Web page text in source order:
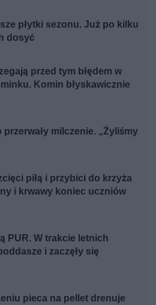
płytki sezonu. Już po kilku
dosyć
przed tym błędem w
Komin błyskawicznie
milczenie. „Żyliśmy
piłą i przybici do krzyża
i krwawy koniec uczniów
PUR. W trakcie letnich
i zaczęły się
pieca na pellet drenuje